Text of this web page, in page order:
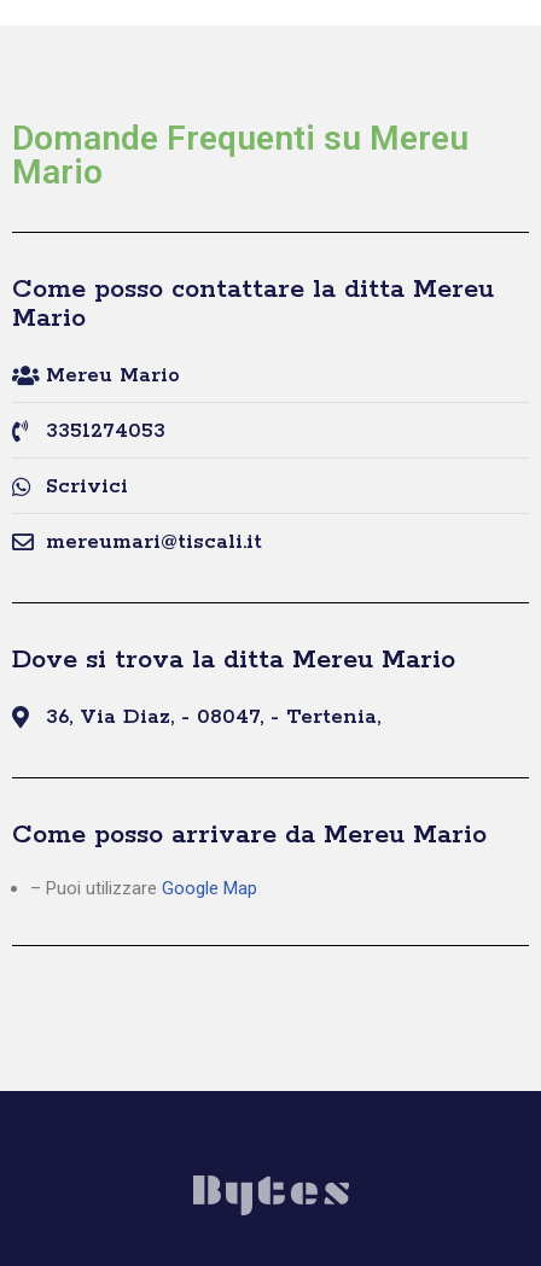
Domande Frequenti su Mereu
Mario
Come posso contattare la ditta Mereu
Mario
Mereu Mario
3351274053
Scrivici
mereumari@tiscali.it
Dove si trova la ditta Mereu Mario
36, Via Diaz, - 08047, - Tertenia,
Come posso arrivare da Mereu Mario
– Puoi utilizzare Google Map